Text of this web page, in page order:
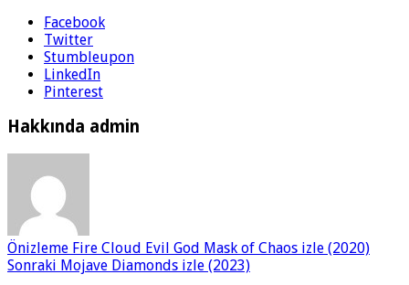
Facebook
Twitter
Stumbleupon
LinkedIn
Pinterest
Hakkında admin
Önizleme Fire Cloud Evil God Mask of Chaos izle (2020)
Sonraki Mojave Diamonds izle (2023)